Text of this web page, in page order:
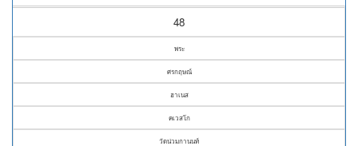
48
พระ
ศรกฤษณ์
ฮาเนส
คเวสโก
วัดน่วมกานนท์